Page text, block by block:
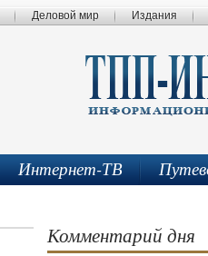
Деловой мир Издания
Интернет-ТВ
Комментарий дня